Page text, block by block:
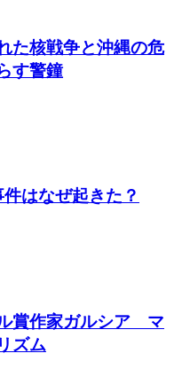
た核戦争と沖縄の危
す警鐘
はなぜ起きた？
賞作家ガルシア゠マ
ズム